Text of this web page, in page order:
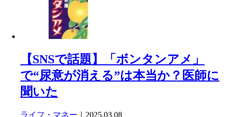
【SNSで話題】「ボンタンアメ」
で“尿意が消える”は本当か？医師に
聞いた
ライフ・マネー ｜2025.03.08